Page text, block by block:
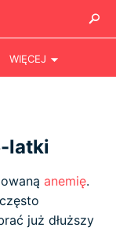
WIĘCEJ
latki
anemię.
już dłuższy